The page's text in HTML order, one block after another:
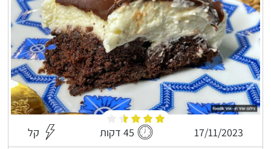
17/11/2023 45 דקות קל